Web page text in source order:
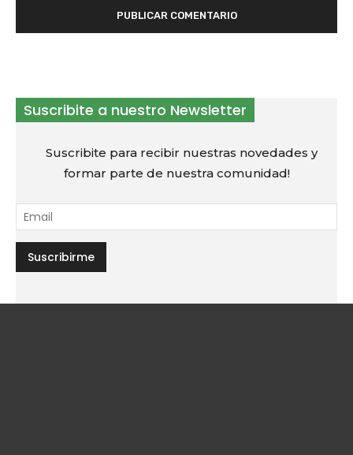
Suscribite a nuestro Newsletter
Suscribite para recibir nuestras novedades y
formar parte de nuestra comunidad!